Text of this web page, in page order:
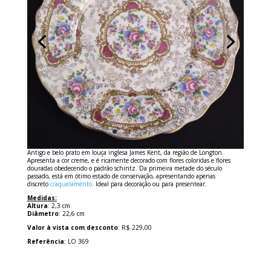
Antigo e belo prato em louça inglesa James Kent, da região de Longton.
Apresenta a cor creme, e é ricamente decorado com flores coloridas e flores
douradas obedecendo o padrão schintz. Da primeira metade do século
passado, está em ótimo estado de conservação, apresentando apenas
discreto craquelamento. Ideal para decoração ou para presentear.
Medidas:
Altura: 2,3 cm
Diâmetro: 22,6 cm
Valor à vista com desconto: R$ 229,00
Referência: LO 369